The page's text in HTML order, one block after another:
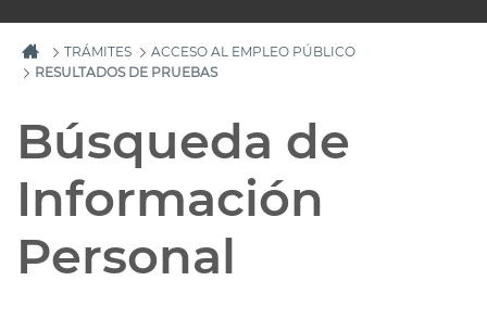
TRÁMITES
ACCESO AL EMPLEO PÚBLICO
RESULTADOS DE PRUEBAS
Búsqueda de
Información
Personal